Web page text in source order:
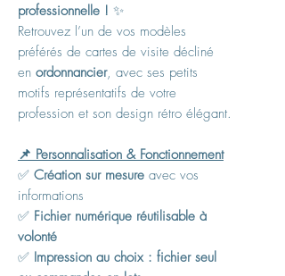
professionnelle ! ✨
Retrouvez l’un de vos modèles
préférés de cartes de visite décliné
en ordonnancier, avec ses petits
motifs représentatifs de votre
profession et son design rétro élégant.
📌 Personnalisation & Fonctionnement
✅ Création sur mesure avec vos
informations
✅ Fichier numérique réutilisable à
volonté
✅ Impression au choix : fichier seul